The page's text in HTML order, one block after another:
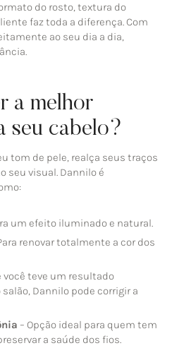
do rosto, textura do
faz toda a diferença. Com
ao seu dia a dia,
a melhor
seu cabelo?
tom de pele, realça seus traços
seu visual. Dannilo é
um efeito iluminado e natural.
renovar totalmente a cor dos
você teve um resultado
Dannilo pode corrigir a
– Opção ideal para quem tem
a saúde dos fios.